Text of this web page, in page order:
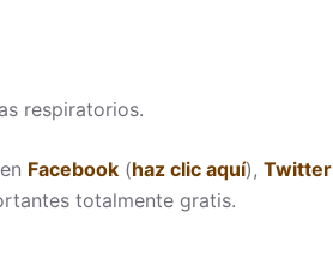
respiratorios.
Facebook (haz clic aquí),Twitter
totalmente gratis.